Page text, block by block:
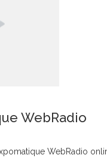
WebRadio
WebRadio